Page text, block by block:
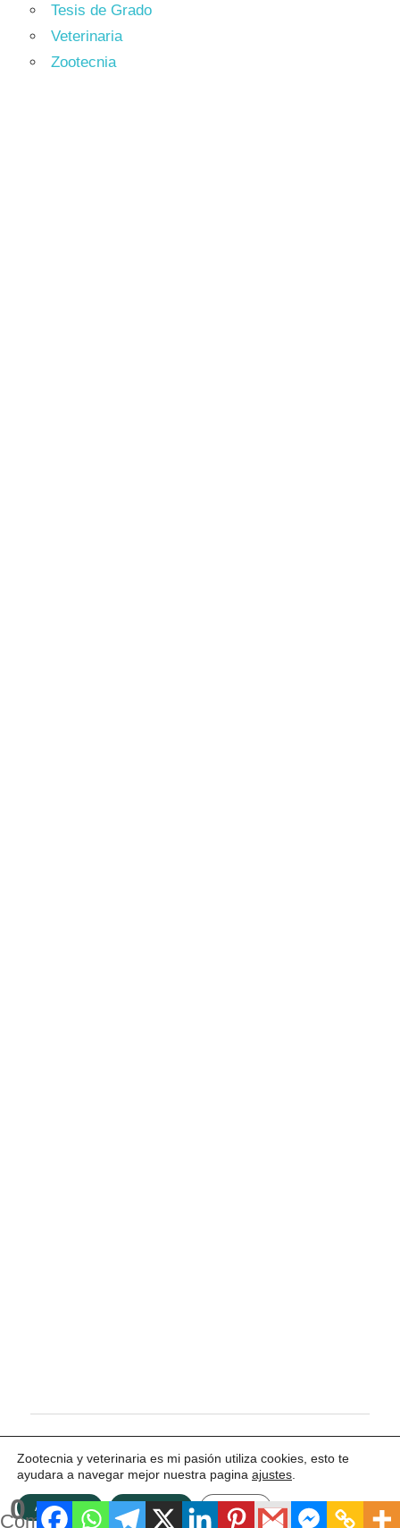
0
Compartidos
Tesis de Grado
Veterinaria
Zootecnia
Tema para WordPress: Maxwell de ThemeZee.
Zootecnia y veterinaria es mi pasión utiliza cookies, esto te
ayudara a navegar mejor nuestra pagina ajustes
ACEPTAR Rechazar Ajustes